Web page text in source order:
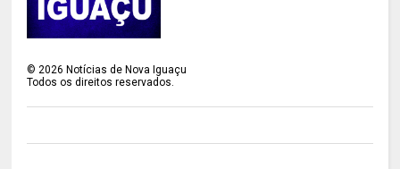
©2026 Notícias de Nova Iguaçu
Todos os direitos reservados.